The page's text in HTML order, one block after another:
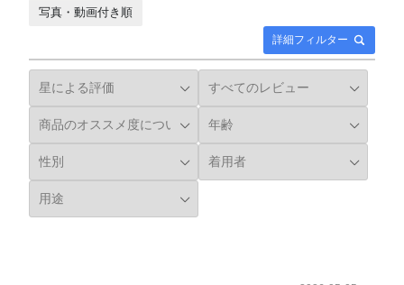
詳細フィルター
写真・動画付き順